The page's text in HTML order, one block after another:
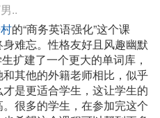
..
的“商务英语强化”这个课
难忘。性格友好且风趣幽默
扩建了一个更大的单词库，
其他的外籍老师相比，似乎
是更适合学生，这让学生的
很多的学生，在参加完这个